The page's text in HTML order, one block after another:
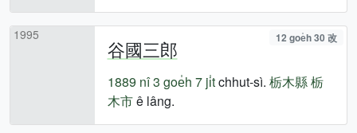
1995
谷國三郎 12 goe̍h 30 改
1889 nî3 goe̍h 7 ji̍tchhut-sì. 栃木縣栃
木市ê lâng.